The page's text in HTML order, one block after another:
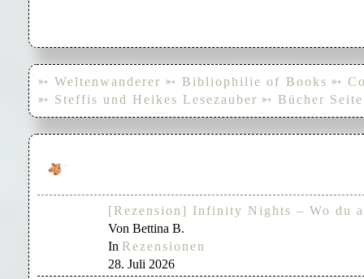
➳ Weltenwanderer ➳ Bibliophilie of Books ➳
➳ Steffis und Heikes Lesezauber ➳ Bücher
[Rezension] Infinity Nights – Wo du
Von Bettina B.
In Rezensionen
28. Juli 2026